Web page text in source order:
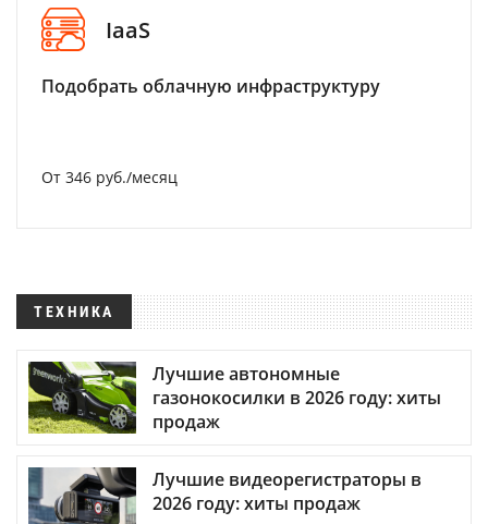
IaaS
Подобрать облачную инфраструктуру
От 346 руб./месяц
ТЕХНИКА
Лучшие автономные
газонокосилки в 2026 году: хиты
продаж
Лучшие видеорегистраторы в
2026 году: хиты продаж